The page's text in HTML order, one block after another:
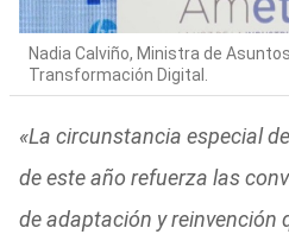
Nadia Calviño, Ministra de
Transformación Digital.
«La circunstancia especial
de este año refuerza las
de adaptación y reinvención